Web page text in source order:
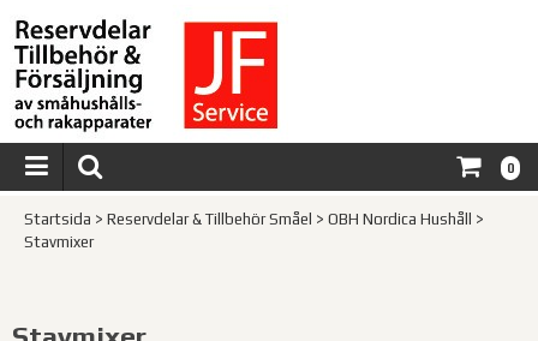
0
Startsida > Reservdelar & Tillbehör Småel > OBH Nordica Hushåll
>
Stavmixer